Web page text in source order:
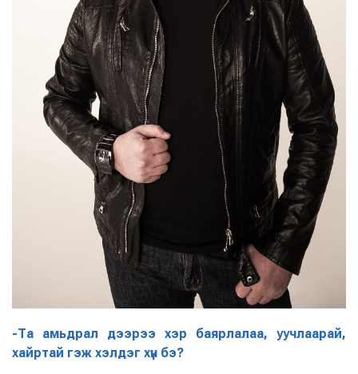
-Та амьдрал дээрээ хэр баярлалаа, уучлаарай,
хайртай гэж хэлдэг хүн бэ?